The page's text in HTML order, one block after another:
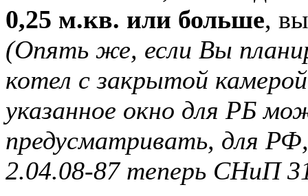
0,25 м.кв. или больше,
(Опять же, если Вы
котел с закрытой
указанное окно для РБ
предусматривать, для
2.04.08-87 теперь СНиП